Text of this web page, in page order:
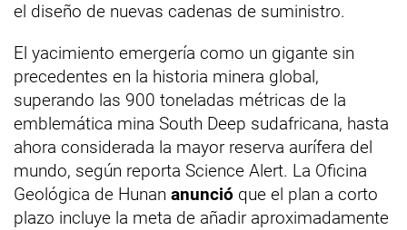
el diseño de nuevas cadenas de suministro.
El yacimiento emergería como un gigante sin
precedentes en la historia minera global,
superando las 900 toneladas métricas de la
emblemática mina South Deep sudafricana, hasta
ahora considerada la mayor reserva aurífera del
mundo, según reporta Science Alert. La Oficina
Geológica de Hunan anunció que el plan a corto
plazo incluye la meta de añadir aproximadamente